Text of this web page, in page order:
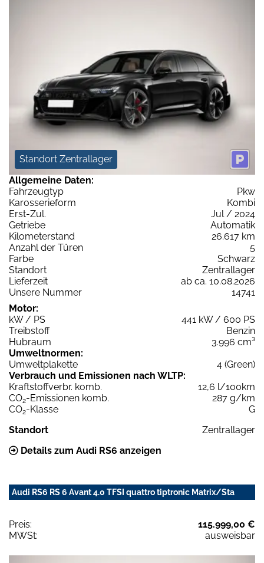
Standort Zentrallager
Allgemeine Daten:
Fahrzeugtyp
Pkw
Karosserieform
Kombi
Erst-Zul.
Jul / 2024
Getriebe
Automatik
Kilometerstand
26.617 km
Anzahl der Türen
5
Farbe
Schwarz
Standort
Zentrallager
Lieferzeit
ab ca. 10.08.2026
Unsere Nummer
14741
Motor:
kW / PS
441 kW / 600 PS
Treibstoff
Benzin
Hubraum
3.996 cm³
Umweltnormen:
Umweltplakette
4 (Green)
Verbrauch und Emissionen nach WLTP:
Kraftstoffverbr. komb.
12,6 l/100km
CO2-Emissionen komb.
287 g/km
CO2-Klasse
G
Standort
Zentrallager
Details zum Audi RS6 anzeigen
Audi RS6 RS 6 Avant 4.0 TFSI quattro tiptronic Matrix/Sta
Preis:
115.999,00 €
MWSt:
ausweisbar